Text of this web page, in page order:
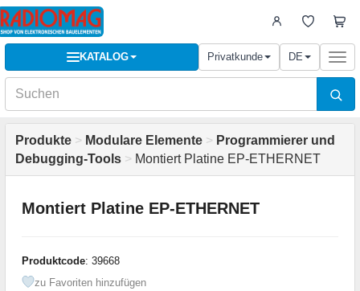
KATALOG Privatkunde DE
Produkte > Modulare Elemente > Programmierer und
Debugging-Tools > Montiert Platine EP-ETHERNET
Montiert Platine EP-ETHERNET
Produktcode: 39668
zu Favoriten hinzufügen